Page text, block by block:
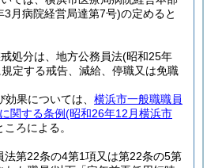
3月病院経営局達第7号)の定めると
処分は、地方公務員法(昭和25年
定する戒告、減給、停職又は免職
果については、 横浜市一般職職員
関する条例(昭和26年12月横浜市
ろによる。
法第22条の4第1項又は第22条の5第